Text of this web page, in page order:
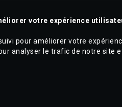
votre expérience
pour améliorer votre
analyser le trafic de notre site